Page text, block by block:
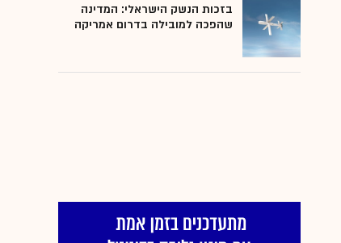
בזכות הנשק הישראלי: המדינה
שהפכה למובילה בדרום אמריקה